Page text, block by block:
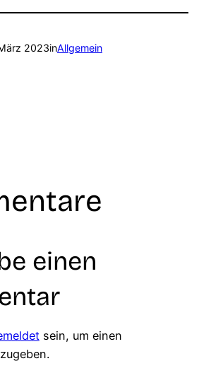
2023inAllgemein
einen
sein, um einen